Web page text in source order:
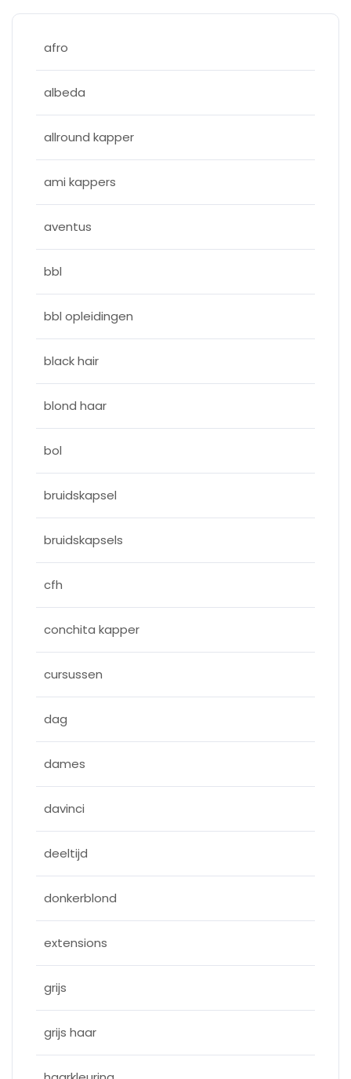
afro
albeda
allround kapper
ami kappers
aventus
bbl
bbl opleidingen
black hair
blond haar
bol
bruidskapsel
bruidskapsels
cfh
conchita kapper
cursussen
dag
dames
davinci
deeltijd
donkerblond
extensions
grijs
grijs haar